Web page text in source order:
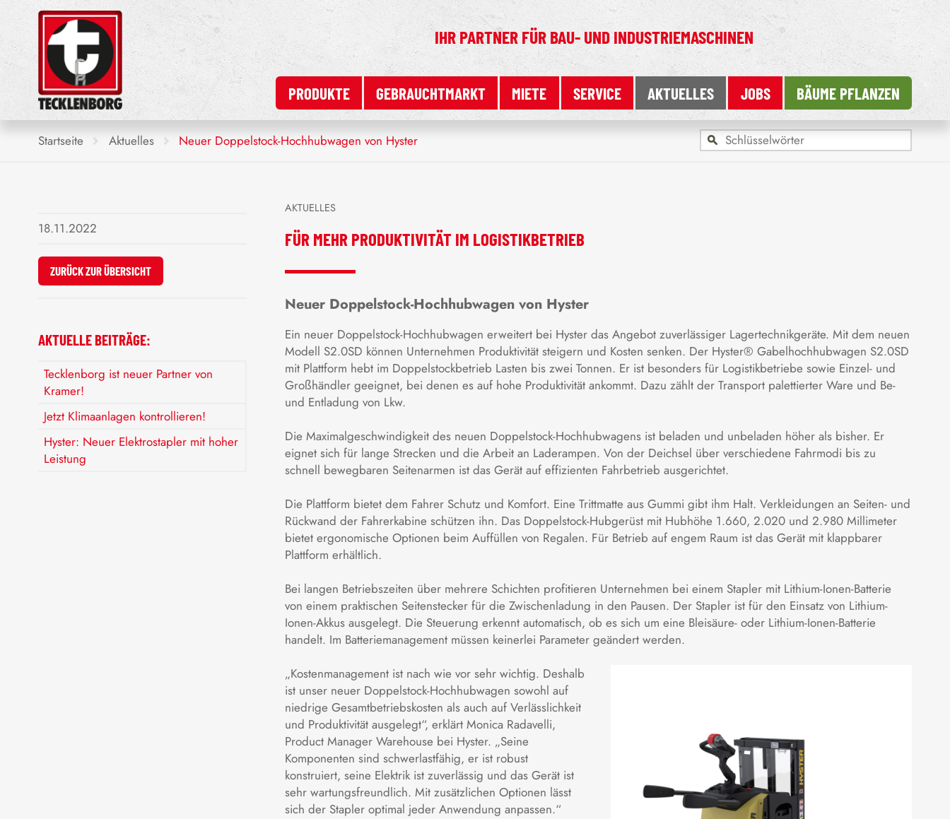
PRODUKTE GEBRAUCHTMARKT MIETE SERVICE AKTUELLES JOBS BÄUME PFLANZEN
IHR PARTNER FÜRBAU- UND INDUSTRIEMASCHINEN
Startseite Aktuelles Neuer Doppelstock-Hochhubwagen von Hyster
AKTUELLES
FÜR MEHR PRODUKTIVITÄT IM LOGISTIKBETRIEB
Neuer Doppelstock-Hochhubwagen von Hyster
Ein neuer Doppelstock-Hochhubwagen erweitert bei Hyster das Angebot zuverlässiger Lagertechnikgeräte. Mit dem neuen
Modell S2.0SD können Unternehmen Produktivität steigern und Kosten senken. Der Hyster® Gabelhochhubwagen S2.0SD
mit Plattform hebt im Doppelstockbetrieb Lasten bis zwei Tonnen. Er ist besonders für Logistikbetriebe sowie Einzel- und
Großhändler geeignet, bei denen es auf hohe Produktivität ankommt. Dazu zählt der Transport palettierter Ware und Be-
und Entladung von Lkw.
Die Maximalgeschwindigkeit des neuen Doppelstock-Hochhubwagens ist beladen und unbeladen höher als bisher. Er
eignet sich für lange Strecken und die Arbeit an Laderampen. Von der Deichsel über verschiedene Fahrmodi bis zu
schnell bewegbaren Seitenarmen ist das Gerät auf effizienten Fahrbetrieb ausgerichtet.
Die Plattform bietet dem Fahrer Schutz und Komfort. Eine Trittmatte aus Gummi gibt ihm Halt. Verkleidungen an Seiten- und
Rückwand der Fahrerkabine schützen ihn. Das Doppelstock-Hubgerüst mit Hubhöhe 1.660, 2.020 und 2.980 Millimeter
bietet ergonomische Optionen beim Auffüllen von Regalen. Für Betrieb auf engem Raum ist das Gerät mit klappbarer
Plattform erhältlich.
Bei langen Betriebszeiten über mehrere Schichten profitieren Unternehmen bei einem Stapler mit Lithium-Ionen-Batterie
von einem praktischen Seitenstecker für die Zwischenladung in den Pausen. Der Stapler ist für den Einsatz von Lithium-
Ionen-Akkus ausgelegt. Die Steuerung erkennt automatisch, ob es sich um eine Bleisäure- oder Lithium-Ionen-Batterie
handelt. Im Batteriemanagement müssen keinerlei Parameter geändert werden.
„Kostenmanagement ist nach wie vor sehr wichtig. Deshalb
ist unser neuer Doppelstock-Hochhubwagen sowohl auf
niedrige Gesamtbetriebskosten als auch auf Verlässlichkeit
und Produktivität ausgelegt“, erklärt Monica Radavelli,
Product Manager Warehouse bei Hyster. „Seine
Komponenten sind schwerlastfähig, er ist robust
konstruiert, seine Elektrik ist zuverlässig und das Gerät ist
sehr wartungsfreundlich. Mit zusätzlichen Optionen lässt
sich der Stapler optimal jeder Anwendung anpassen.“
18.11.2022
ZURÜCK ZUR ÜBERSICHT
AKTUELLE BEITRÄGE:
Tecklenborg ist neuer Partner von
Kramer!
Jetzt Klimaanlagen kontrollieren!
Hyster: Neuer Elektrostapler mit hoher
Leistung